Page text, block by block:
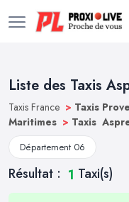
Liste des Taxis
Taxis France > Taxis
Maritimes > Taxis
Département 06
Résultat : 1 Taxi(s)